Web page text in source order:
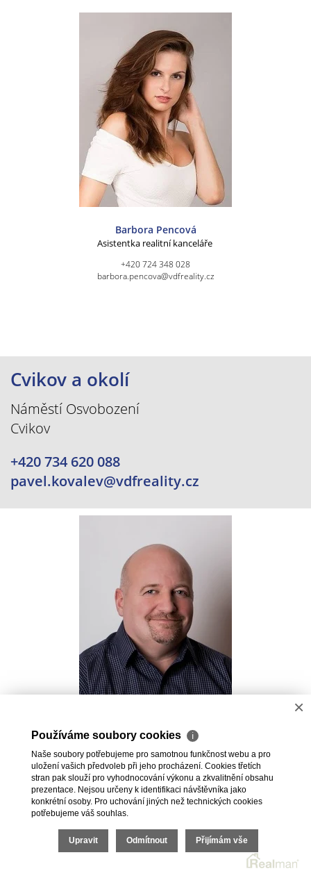
Barbora Pencová
Asistentka realitní kanceláře
+420 724 348 028
barbora.pencova@vdfreality.cz
Cvikov a okolí
Náměstí Osvobození
Cvikov
+420 734 620 088
pavel.kovalev@vdfreality.cz
Pavel Kovalev
+420 723 491 625
pavel.kovalev@vdfreality.cz
×
Používáme soubory cookies ℹ
Naše soubory potřebujeme pro samotnou funkčnost webu a pro
uložení vašich předvoleb při jeho procházení. Cookies třetích
stran pak slouží pro vyhodnocování výkonu a zkvalitnění obsahu
prezentace. Nejsou určeny k identifikaci návštěvníka jako
konkrétní osoby. Pro uchování jiných než technických cookies
potřebujeme váš souhlas.
Upravit Odmítnout Přijímám vše